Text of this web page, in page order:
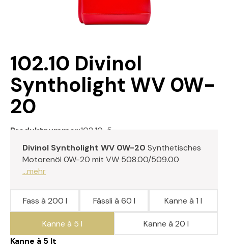
102.10 Divinol
Syntholight WV 0W-
20
Produktnummer:102.10-5
Divinol Syntholight WV 0W-20 Synthetisches
Motorenöl 0W-20 mit VW 508.00/509.00
...mehr
Kanne à 5 lt
Fass à 200 l Fässli à 60 l Kanne à 1 l
Kanne à 5 l Kanne à 20 l